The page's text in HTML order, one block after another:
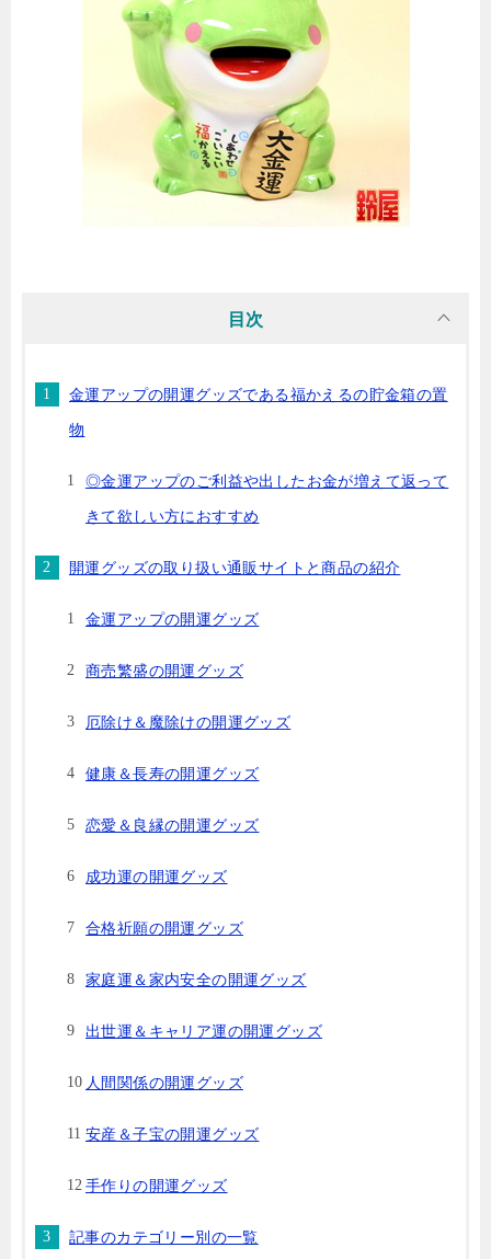
目次
金運アップの開運グッズである福かえるの貯金箱の置
物
◎金運アップのご利益や出したお金が増えて返って
きて欲しい方におすすめ
開運グッズの取り扱い通販サイトと商品の紹介
金運アップの開運グッズ
商売繁盛の開運グッズ
厄除け＆魔除けの開運グッズ
健康＆長寿の開運グッズ
恋愛＆良縁の開運グッズ
成功運の開運グッズ
合格祈願の開運グッズ
家庭運＆家内安全の開運グッズ
出世運＆キャリア運の開運グッズ
人間関係の開運グッズ
安産＆子宝の開運グッズ
手作りの開運グッズ
記事のカテゴリー別の一覧